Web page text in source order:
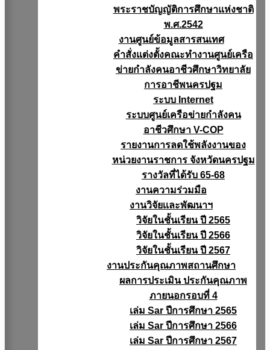
พระราชบัญญัติการศึกษาแห่งชาติ
พ.ศ.2542
งานศูนย์ข้อมูลสารสนเทศ
คำสั่งแต่งตั้งคณะทำงานศูนย์เครือ
ข่ายกำลังคนอาชีวศึกษาวิทยาลัย
การอาชีพนครปฐม
ระบบ Internet
ระบบศูนย์เครือข่ายกำลังคน
อาชีวศึกษา V-COP
รายงานการลดใช้พลังงานของ
หน่วยงานราชการ จังหวัดนครปฐม
รางวัลที่ได้รับ 65-68
งานความร่วมมือ
งานวิจัยเเละพัฒนาฯ
วิจัยในชั้นเรียน ปี 2565
วิจัยในชั้นเรียน ปี 2566
วิจัยในชั้นเรียน ปี 2567
งานประกันคุณภาพสถานศึกษา
ผลการประเมิน ประกันคุณภาพ
ภายนอกรอบที่ 4
เล่ม Sar ปีการศึกษา 2565
เล่ม Sar ปีการศึกษา 2566
เล่ม Sar ปีการศึกษา 2567